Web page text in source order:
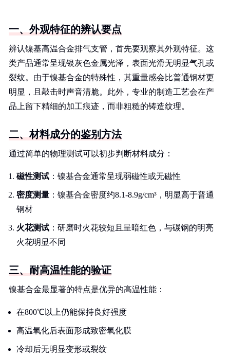
一、外观特征的辨认要点
辨认镍基高温合金排气支管，首先要观察其外观特征。这
类产品通常呈现银灰色金属光泽，表面光滑无明显气孔或
裂纹。由于镍基合金的特殊性，其重量感会比普通钢材更
明显，且敲击时声音清脆。此外，专业的制造工艺会在产
品上留下精细的加工痕迹，而非粗糙的铸造纹理。
二、材料成分的鉴别方法
通过简单的物理测试可以初步判断材料成分：
磁性测试 ：镍基合金通常呈现弱磁性或无磁性
密度测量 ：镍基合金密度约8.1-8.9g/cm³，明显高于普通
钢材
火花测试 ：研磨时火花较短且呈暗红色，与碳钢的明亮
火花明显不同
三、耐高温性能的验证
镍基合金最显著的特点是优异的高温性能：
在800℃以上仍能保持良好强度
高温氧化后表面形成致密氧化膜
冷却后无明显变形或裂纹